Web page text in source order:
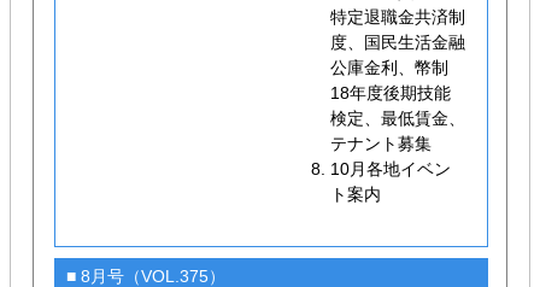
特定退職金共済制
度、国民生活金融
公庫金利、幣制
18年度後期技能
検定、最低賃金、
テナント募集
10月各地イベン
ト案内
■ 8月号（VOL.375）